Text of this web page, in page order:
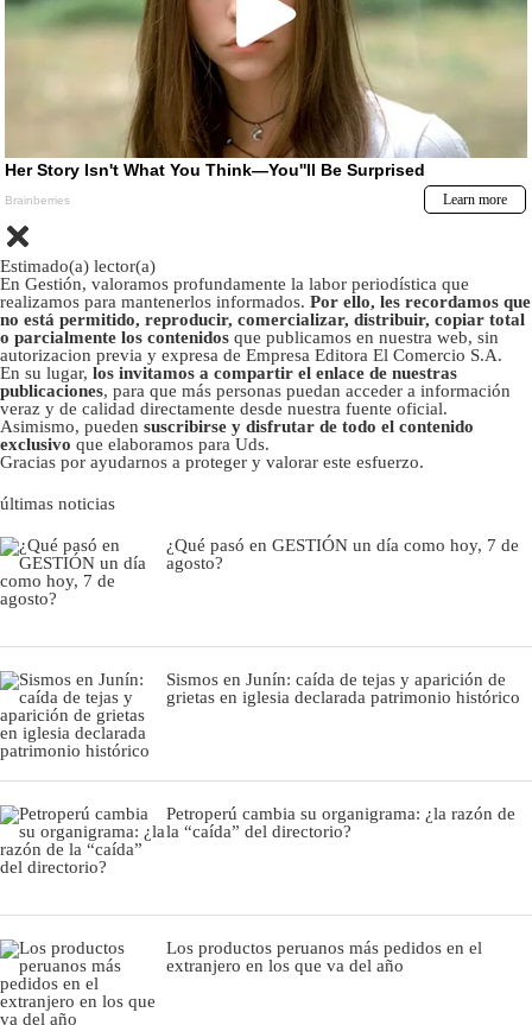
Estimado(a) lector(a)
En Gestión, valoramos profundamente la labor periodística que
realizamos para mantenerlos informados. Por ello, les recordamos que
no está permitido, reproducir, comercializar, distribuir, copiar total
o parcialmente los contenidos que publicamos en nuestra web, sin
autorizacion previa y expresa de Empresa Editora El Comercio S.A.
En su lugar, los invitamos a compartir el enlace de nuestras
publicaciones, para que más personas puedan acceder a información
veraz y de calidad directamente desde nuestra fuente oficial.
Asimismo, pueden suscribirse y disfrutar de todo el contenido
exclusivo que elaboramos para Uds.
Gracias por ayudarnos a proteger y valorar este esfuerzo.
últimas noticias
¿Qué pasó en GESTIÓN un día como hoy, 7 de
agosto?
Sismos en Junín: caída de tejas y aparición de
grietas en iglesia declarada patrimonio histórico
Petroperú cambia su organigrama: ¿la razón de
la “caída” del directorio?
Los productos peruanos más pedidos en el
extranjero en los que va del año